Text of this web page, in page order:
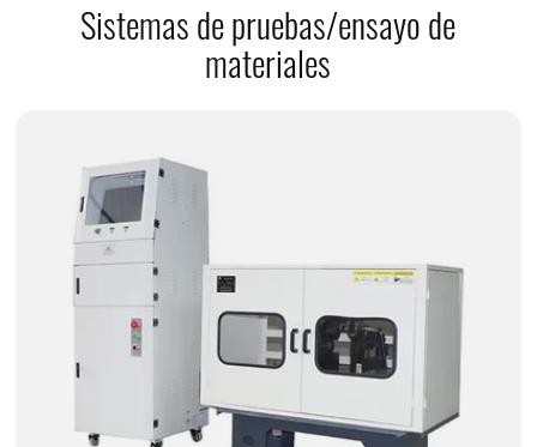
Sistemas de pruebas/ensayo de
materiales